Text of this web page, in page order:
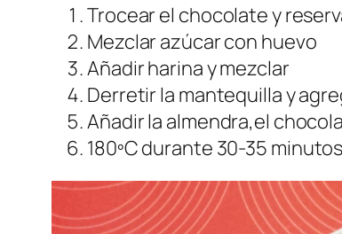
Trocear el chocolate y
Mezclar azúcar con huevo
Añadir harina y mezclar
Derretir la mantequilla y
Añadir la almendra,el
180ºC durante 30-35 minutos